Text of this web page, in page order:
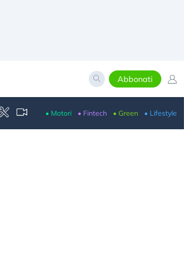
Abbonati
• Motori • Fintech • Green • Lifestyle